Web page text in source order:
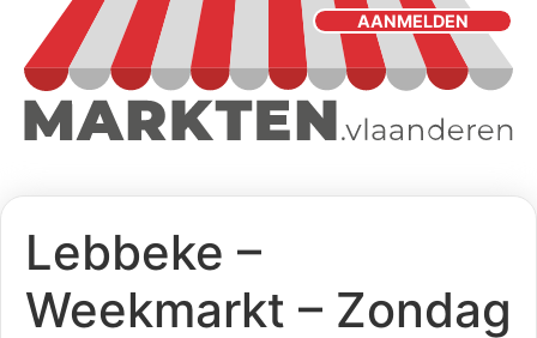
AANMELDEN
Lebbeke –
Weekmarkt – Zondag